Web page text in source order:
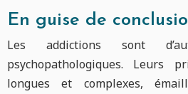
En guise de
Les addictions sont
psychopathologiques. Leurs
longues et complexes,